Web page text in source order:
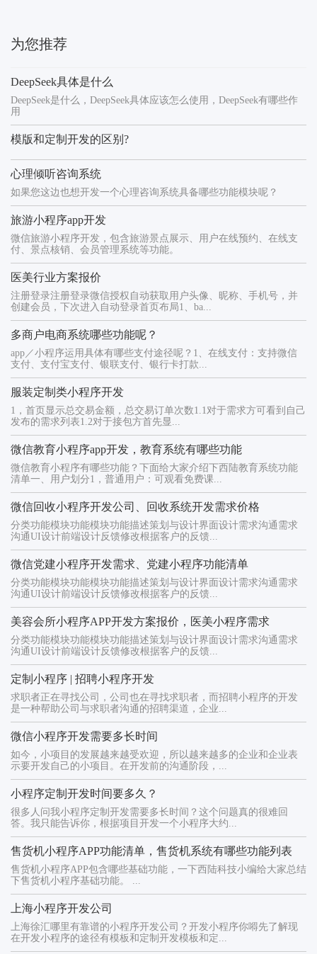
为您推荐
DeepSeek具体是什么
DeepSeek是什么，DeepSeek具体应该怎么使用，DeepSeek有哪些作
用
模版和定制开发的区别?
心理倾听咨询系统
如果您这边也想开发一个心理咨询系统具备哪些功能模块呢？
旅游小程序app开发
微信旅游小程序开发，包含旅游景点展示、用户在线预约、在线支
付、景点核销、会员管理系统等功能。
医美行业方案报价
注册登录注册登录微信授权自动获取用户头像、昵称、手机号，并
创建会员，下次进入自动登录首页布局1、ba...
多商户电商系统哪些功能呢？
app／小程序运用具体有哪些支付途径呢？1、在线支付：支持微信
支付、支付宝支付、银联支付、银行卡打款...
服装定制类小程序开发
1，首页显示总交易金额，总交易订单次数1.1对于需求方可看到自己
发布的需求列表1.2对于接包方首先显...
微信教育小程序app开发，教育系统有哪些功能
微信教育小程序有哪些功能？下面给大家介绍下西陆教育系统功能
清单一、用户划分1，普通用户：可观看免费课...
微信回收小程序开发公司、回收系统开发需求价格
分类功能模块功能模块功能描述策划与设计界面设计需求沟通需求
沟通UI设计前端设计反馈修改根据客户的反馈...
微信党建小程序开发需求、党建小程序功能清单
分类功能模块功能模块功能描述策划与设计界面设计需求沟通需求
沟通UI设计前端设计反馈修改根据客户的反馈...
美容会所小程序APP开发方案报价，医美小程序需求
分类功能模块功能模块功能描述策划与设计界面设计需求沟通需求
沟通UI设计前端设计反馈修改根据客户的反馈...
定制小程序 | 招聘小程序开发
求职者正在寻找公司，公司也在寻找求职者，而招聘小程序的开发
是一种帮助公司与求职者沟通的招聘渠道，企业...
微信小程序开发需要多长时间
如今，小项目的发展越来越受欢迎，所以越来越多的企业和企业表
示要开发自己的小项目。在开发前的沟通阶段，...
小程序定制开发时间要多久？
很多人问我小程序定制开发需要多长时间？这个问题真的很难回
答。我只能告诉你，根据项目开发一个小程序大约...
售货机小程序APP功能清单，售货机系统有哪些功能列表
售货机小程序APP包含哪些基础功能，一下西陆科技小编给大家总结
下售货机小程序基础功能。 ...
上海小程序开发公司
上海徐汇哪里有靠谱的小程序开发公司？开发小程序你嘚先了解现
在开发小程序的途径有模板和定制开发模板和定...